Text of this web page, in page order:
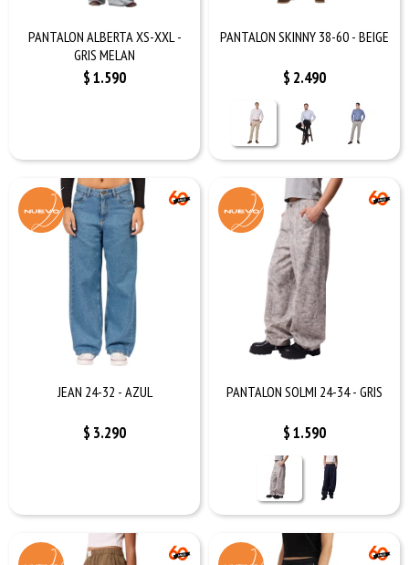
PANTALON ALBERTA XS-XXL -
GRIS MELAN
$1.590
PANTALON SKINNY 38-60 - BEIGE
$ 2.490
JEAN 24-32 - AZUL
$ 3.290
PANTALON SOLMI 24-34 - GRIS
$1.590